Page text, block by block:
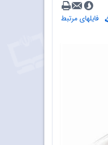
فایلهای مرتبط